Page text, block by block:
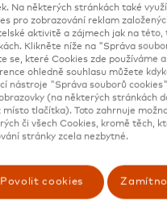
inteligence,
inteligence a
Na některých stránkách také
pro zobrazování reklam
aktivitě a zájmech jak na této,
Klikněte níže na "Správa
se, které Cookies zde používáme a
ohledně souhlasu můžete
nástroje "Správa souborů
(na některých stránkách
místo tlačítka). Toto zahrnuje
či všech Cookies, kromě těch,
stránky zcela nezbytné.
Povolit cookies